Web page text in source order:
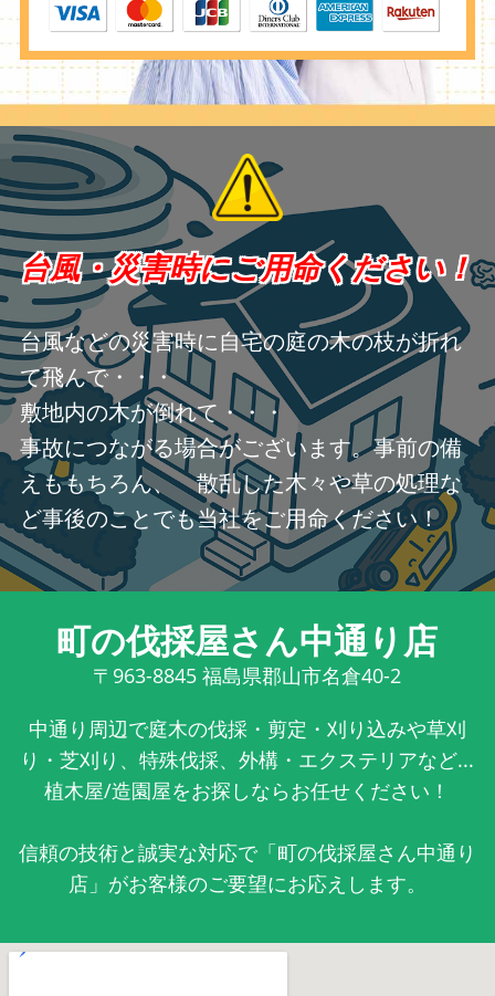
台風・災害時にご用命ください！
台風などの災害時に自宅の庭の木の枝が折れ
て飛んで・・・
敷地内の木が倒れて・・・
事故につながる場合がございます。事前の備
えももちろん、 散乱した木々や草の処理な
ど事後のことでも当社をご用命ください！
町の伐採屋さん中通り店
〒963-8845 福島県郡山市名倉40-2
中通り周辺で庭木の伐採・剪定・刈り込みや草刈
り・芝刈り、特殊伐採、外構・エクステリアなど...
植木屋/造園屋をお探しならお任せください！
信頼の技術と誠実な対応で「町の伐採屋さん中通り
店」がお客様のご要望にお応えします。